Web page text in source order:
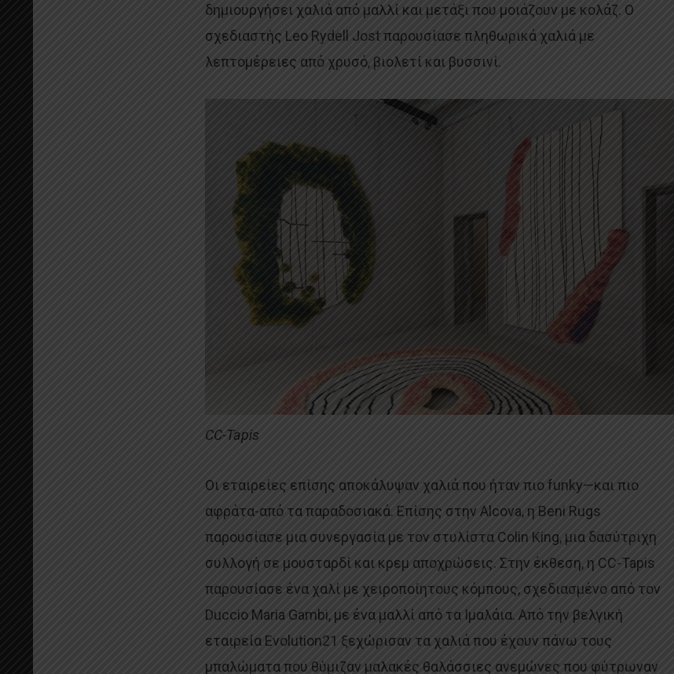
δημιουργήσει χαλιά από μαλλί και μετάξι που μοιάζουν με κολάζ. Ο
σχεδιαστής Leo Rydell Jost παρουσίασε πληθωρικά χαλιά με
λεπτομέρειες από χρυσό, βιολετί και βυσσινί.
CC-Tapis
Οι εταιρείες επίσης αποκάλυψαν χαλιά που ήταν πιο funky—και πιο
αφράτα-από τα παραδοσιακά. Επίσης στην Alcova, η Beni Rugs
παρουσίασε μια συνεργασία με τον στυλίστα Colin King, μια δασύτριχη
συλλογή σε μουσταρδί και κρεμ αποχρώσεις. Στην έκθεση, η CC-Tapis
παρουσίασε ένα χαλί με χειροποίητους κόμπους, σχεδιασμένο από τον
Duccio Maria Gambi, με ένα μαλλί από τα Ιμαλάια. Από την βελγική
εταιρεία Evolution21 ξεχώρισαν τα χαλιά που έχουν πάνω τους
μπαλώματα που θύμιζαν μαλακές θαλάσσιες ανεμώνες που φύτρωναν